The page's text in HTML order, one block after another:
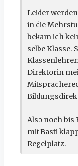
Leider
in die
bekam ich
selbe Klasse.
Direktorin
Also noch bis
mit Basti
Regelplatz.